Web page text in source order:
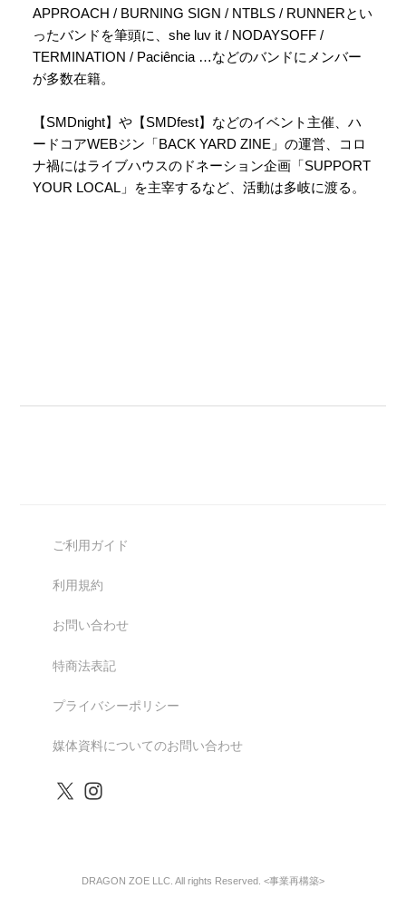
APPROACH / BURNING SIGN / NTBLS / RUNNERとい
ったバンドを筆頭に、she luv it / NODAYSOFF /
TERMINATION / Paciência …などのバンドにメンバー
が多数在籍。
【SMDnight】や【SMDfest】などのイベント主催、ハ
ードコアWEBジン「BACK YARD ZINE」の運営、コロ
ナ禍にはライブハウスのドネーション企画「SUPPORT
YOUR LOCAL」を主宰するなど、活動は多岐に渡る。
ご利用ガイド
利用規約
お問い合わせ
特商法表記
プライバシーポリシー
媒体資料についてのお問い合わせ
DRAGON ZOE LLC. All rights Reserved. <事業再構築>